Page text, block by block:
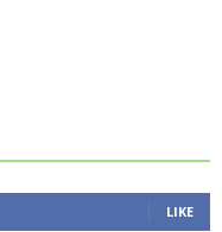
LIKE